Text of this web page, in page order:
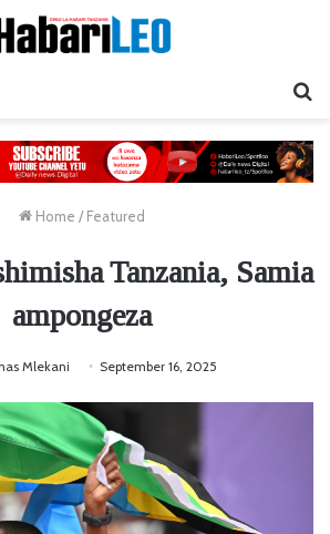
Home / Featured
Tanzania, Samia
ampongeza
Mlekani September 16, 2025